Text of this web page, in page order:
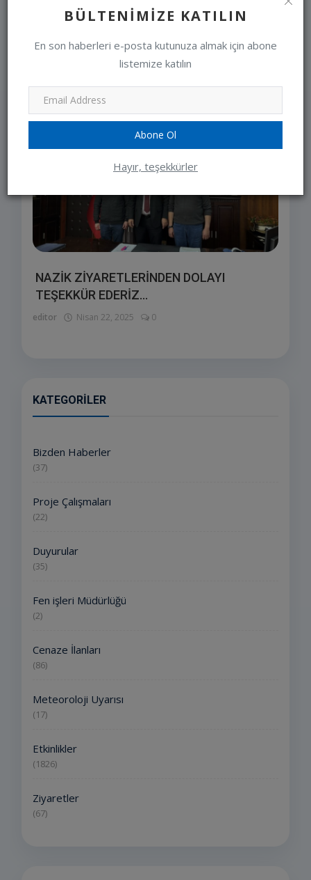
BÜLTENIMIZE KATILIN
En son haberleri e-posta kutunuza almak için abone
listemize katılın
Abone Ol
Hayır, teşekkürler
Jan 10, 2024
NAZİK ZİYARETLERİNDEN DOLAYI
TEŞEKKÜR EDERİZ...
editor Nisan 22, 2025 0
KATEGORILER
Bizden Haberler
(37)
Proje Çalışmaları
(22)
Duyurular
(35)
Fen işleri Müdürlüğü
(2)
Cenaze İlanları
(86)
Meteoroloji Uyarısı
(17)
Etkinlikler
(1826)
Ziyaretler
(67)